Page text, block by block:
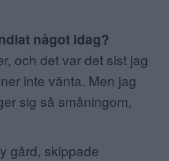
något idag?
och det var det sist jag
inte vänta. Men jag
sig så småningom,
gård, skippade